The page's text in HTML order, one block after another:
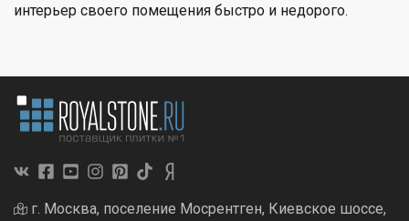
интерьер своего помещения быстро и недорого.
г. Москва, поселение Мосрентген, Киевское шоссе,